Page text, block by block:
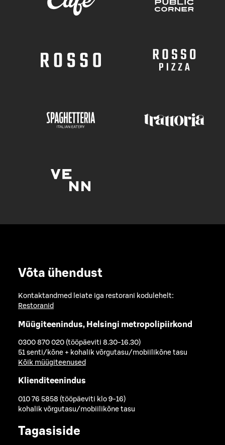
Võta ühendust
Kontaktandmed leiate iga restorani kodulehelt:
Restoranid
Müügiteenindus, Helsingi metropolipiirkond
0300 870 020 (tööpäeviti 8.30-16.30)
51 senti/kõne + kohalik võrgutasu/mobiilikõne tasu
Kõik müügiteenused
Klienditeenindus
010 76 5858 (tööpäeviti klo 9-16)
kohalik võrgutasu/mobiilikõne tasu
Tagasiside